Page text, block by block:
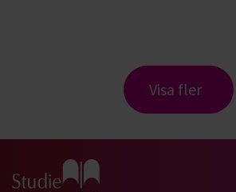
Visa fler
Gå till studiefrämjandets startsida